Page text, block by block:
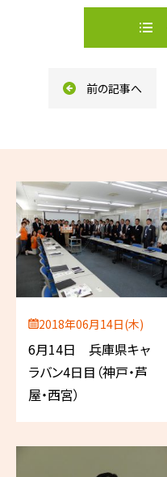
e
o
前の記事へ
2018年06月14日(木)
6月14日 兵庫県キャ
ラバン4日目（神戸・芦
屋・西宮）